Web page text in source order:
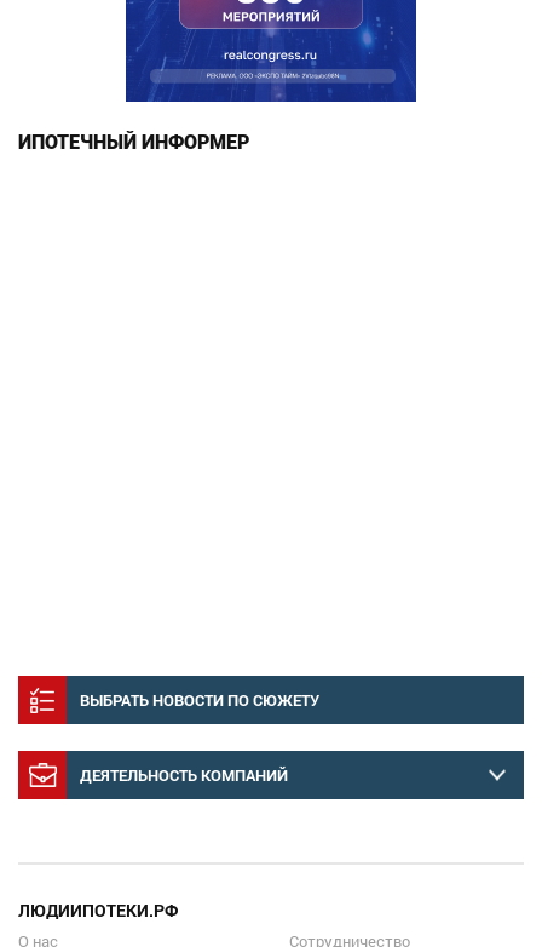
ИПОТЕЧНЫЙ ИНФОРМЕР
ВЫБРАТЬ НОВОСТИ ПО СЮЖЕТУ
ДЕЯТЕЛЬНОСТЬ КОМПАНИЙ
ЛЮДИИПОТЕКИ.РФ
О нас
Сотрудничество